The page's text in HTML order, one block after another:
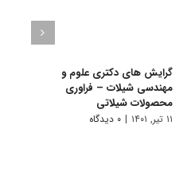
گرایش های دکتری علوم و
مهندسی شیلات – ﻓﺮاوری
ﻣﺤﺼﻮﻻت شیلاتی
۱۱ تیر, ۱۴۰۱ | ۰ دیدگاه